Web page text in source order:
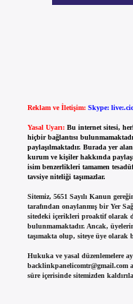
Reklam ve İletişim: Skype:
Yasal Uyarı: Bu internet sitesi,
hiçbir bağlantısı
paylaşılmaktadır. Burada yer
kurum ve kişiler hakkında
isim benzerlikleri tamamen
tavsiye niteliği taşımazlar.
Sitemiz, 5651 Sayılı Kanun
tarafından onaylanmış bir Yer
sitedeki içerikleri proaktif olarak
bulunmamaktadır. Ancak,
taşımakta olup, siteye üye olarak
Hukuka ve yasal düzenlemelere
backlinkpanelicomtr@gmail.com
süre içerisinde sitemizden